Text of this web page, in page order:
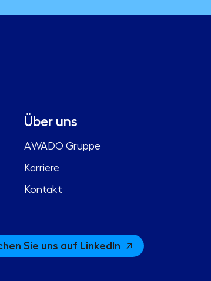
Über uns
AWADO Gruppe
Karriere
Kontakt
Sie uns auf LinkedIn